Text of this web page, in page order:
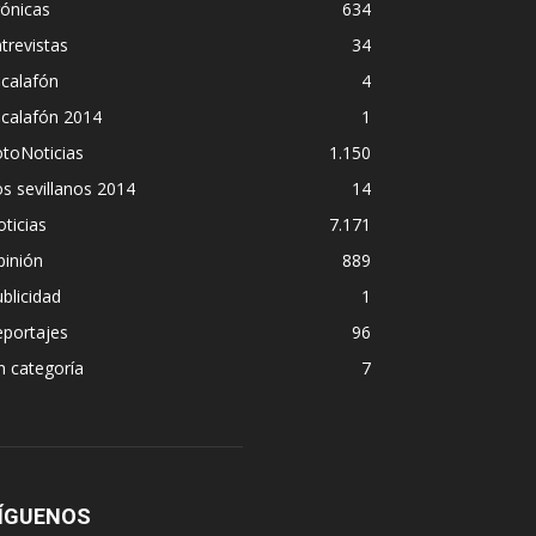
634
34
4
2014
1
1.150
sevillanos 2014
14
7.171
889
1
96
categoría
7